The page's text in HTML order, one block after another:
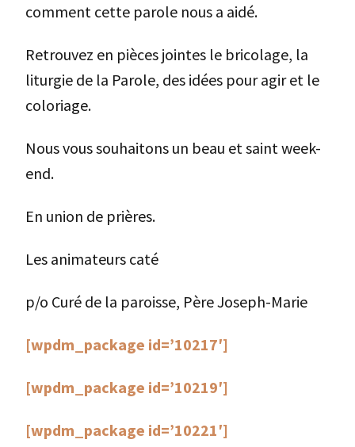
comment cette parole nous a aidé.
Retrouvez en pièces jointes le bricolage, la
liturgie de la Parole, des idées pour agir et le
coloriage.
Nous vous souhaitons un beau et saint week-
end.
En union de prières.
Les animateurs caté
p/o Curé de la paroisse, Père Joseph-Marie
[wpdm_package id=’10217′]
[wpdm_package id=’10219′]
[wpdm_package id=’10221′]